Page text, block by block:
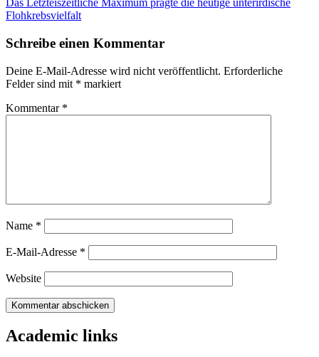
Das Letzteiszeitliche Maximum prägte die heutige unterirdische
Flohkrebsvielfalt
Schreibe einen Kommentar
Deine E-Mail-Adresse wird nicht veröffentlicht. Erforderliche
Felder sind mit * markiert
Kommentar *
Name *
E-Mail-Adresse *
Website
Academic links